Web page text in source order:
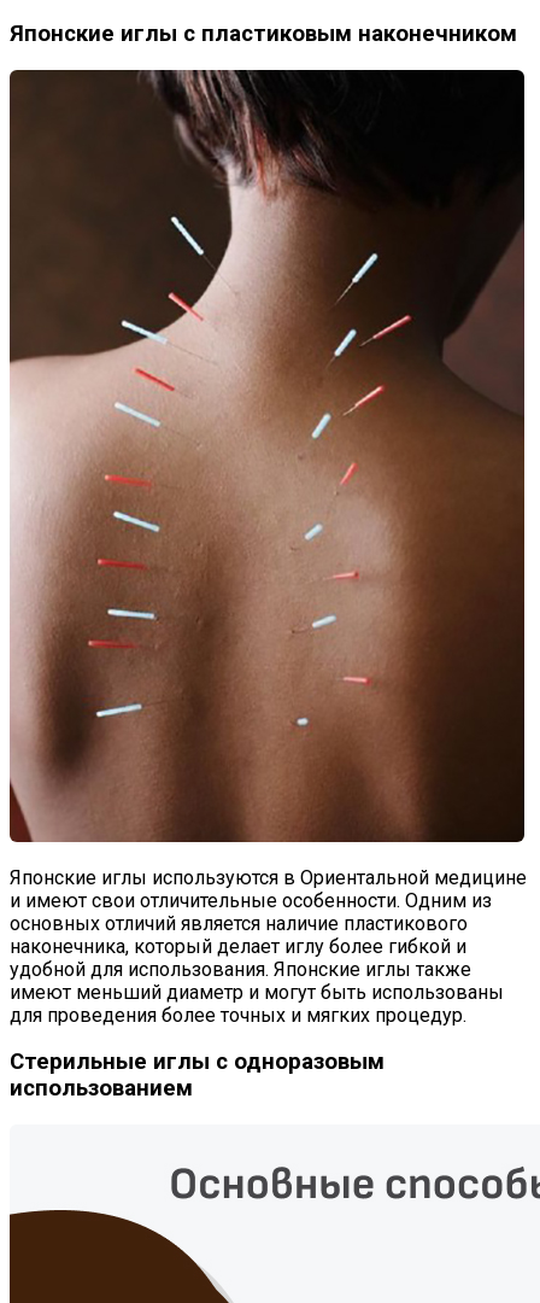
Японские иглы с пластиковым наконечником
Японские иглы используются в Ориентальной медицине
и имеют свои отличительные особенности. Одним из
основных отличий является наличие пластикового
наконечника, который делает иглу более гибкой и
удобной для использования. Японские иглы также
имеют меньший диаметр и могут быть использованы
для проведения более точных и мягких процедур.
Стерильные иглы с одноразовым
использованием